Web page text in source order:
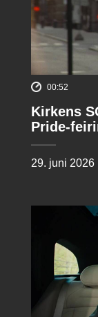
00:52
Kirkens
Pride-
29. juni 2026